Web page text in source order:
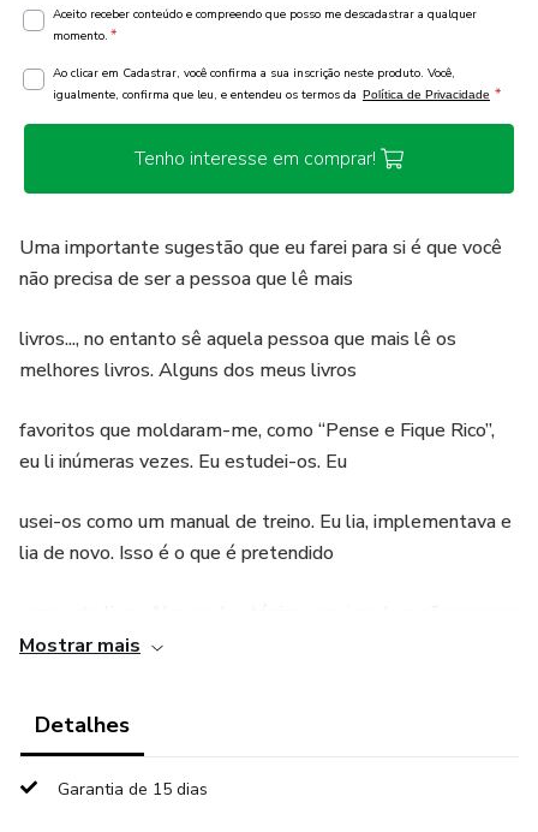
Aceito receber conteúdo e compreendo que posso me descadastrar a qualquer
momento. *
Ao clicar em Cadastrar, você confirma a sua inscrição neste produto. Você,
igualmente, confirma que leu, e entendeu os termos da Política de Privacidade *
Tenho interesse em comprar!
Uma importante sugestão que eu farei para si é que você
não precisa de ser a pessoa que lê mais
livros..., no entanto sê aquela pessoa que mais lê os
melhores livros. Alguns dos meus livros
favoritos que moldaram-me, como “Pense e Fique Rico”,
eu li inúmeras vezes. Eu estudei-os. Eu
usei-os como um manual de treino. Eu lia, implementava e
lia de novo. Isso é o que é pretendido
contigo nesse momento, porque o teu
sítio precisamente. Muitas das ideias
surgirão no seu negócio conforme os anos progridem. Eu
Mostrar mais
Detalhes
Garantia de 15 dias